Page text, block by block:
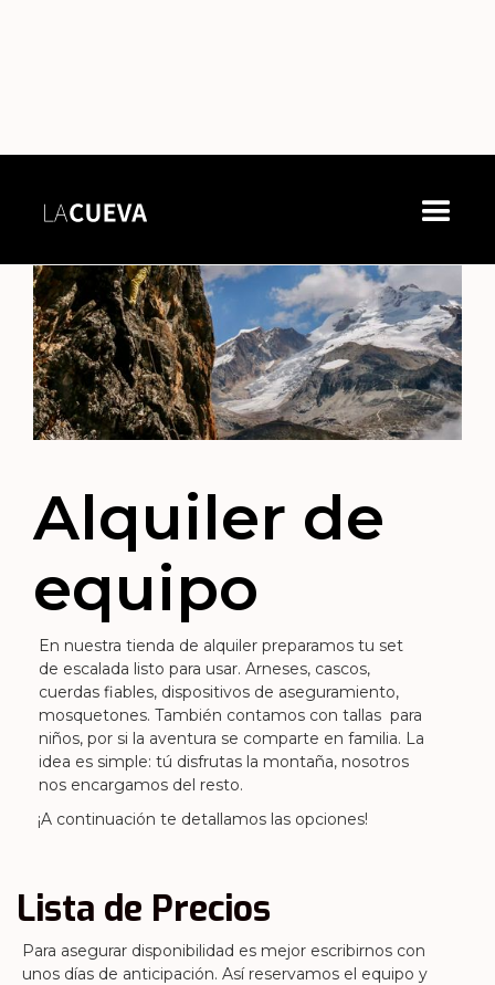
Alquiler de
equipo
En nuestra tienda de alquiler preparamos tu set
de escalada listo para usar. Arneses, cascos,
cuerdas fiables, dispositivos de aseguramiento,
mosquetones. También contamos con tallas  para
niños, por si la aventura se comparte en familia. La
idea es simple: tú disfrutas la montaña, nosotros
nos encargamos del resto.
¡A continuación te detallamos las opciones!
Lista de Precios
Para asegurar disponibilidad es mejor escribirnos con
unos días de anticipación. Así reservamos el equipo y